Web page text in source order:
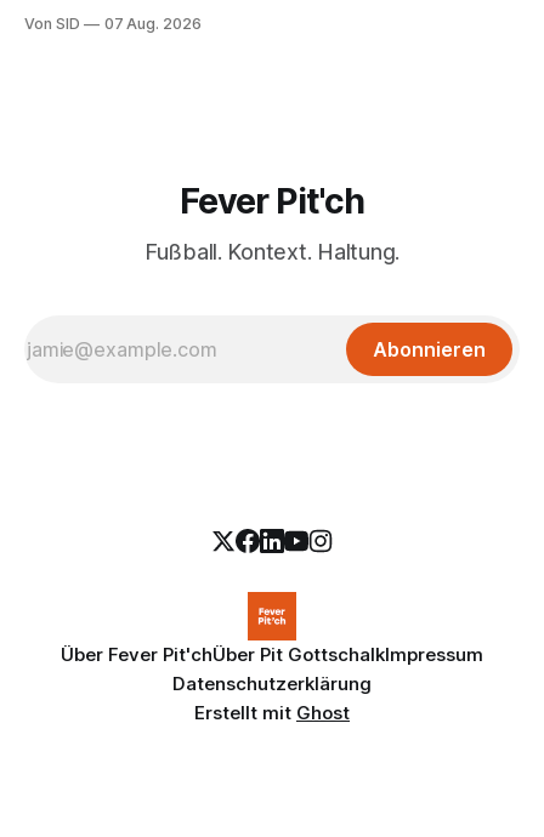
Von SID 07 Aug. 2026
Fever Pit'ch
Fußball. Kontext. Haltung.
Abonnieren
Über Fever Pit'chÜber Pit GottschalkImpressum
Datenschutzerklärung
Erstellt mit Ghost